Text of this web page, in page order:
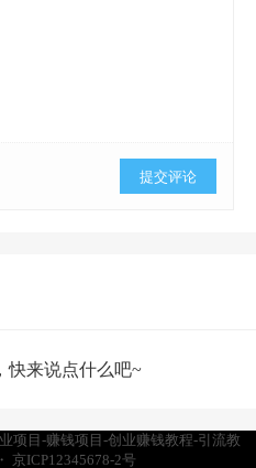
提交评论
快来说点什么吧~
项目-赚钱项目-创业赚钱教程-引流教
・ 京ICP12345678-2号